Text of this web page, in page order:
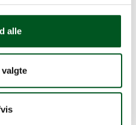
alle
længere.
lader sig gøre er på
er minivådområdet
at ejeren tog kontakt i
tilskud blev meddelt i
af minivådområdet
september og